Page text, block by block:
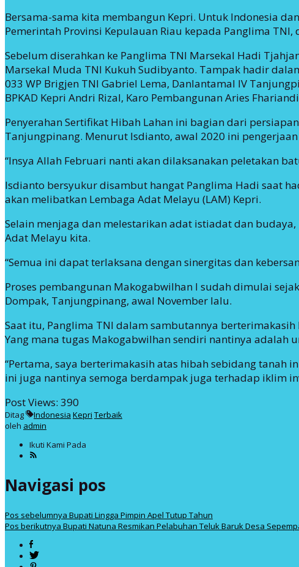
Bersama-sama kita membangun Kepri. Untuk Indonesia
Pemerintah Provinsi Kepulauan Riau kepada Panglima TNI,
Sebelum diserahkan ke Panglima TNI Marsekal Hadi
Marsekal Muda TNI Kukuh Sudibyanto. Tampak hadir
033 WP Brigjen TNI Gabriel Lema, Danlantamal IV
BPKAD Kepri Andri Rizal, Karo Pembangunan Aries
Penyerahan Sertifikat Hibah Lahan ini bagian dari
Tanjungpinang. Menurut Isdianto, awal 2020 ini
“Insya Allah Februari nanti akan dilaksanakan peletakan
Isdianto bersyukur disambut hangat Panglima Hadi saat
akan melibatkan Lembaga Adat Melayu (LAM) Kepri.
Selain menjaga dan melestarikan adat istiadat dan
Adat Melayu kita.
“Semua ini dapat terlaksana dengan sinergitas dan
Proses pembangunan Makogabwilhan I sudah dimulai
Dompak, Tanjungpinang, awal November lalu.
Saat itu, Panglima TNI dalam sambutannya
Yang mana tugas Makogabwilhan sendiri nantinya adalah
“Pertama, saya berterimakasih atas hibah sebidang tanah
ini juga nantinya semoga berdampak juga terhadap iklim
Post Views: 390
Ditag Indonesia Kepri Terbaik
oleh admin
Ikuti Kami Pada
Navigasi pos
Pos sebelumnya Bupati Lingga Pimpin Apel Tutup Tahun
Pos berikutnya Bupati Natuna Resmikan Pelabuhan Teluk Baruk Desa